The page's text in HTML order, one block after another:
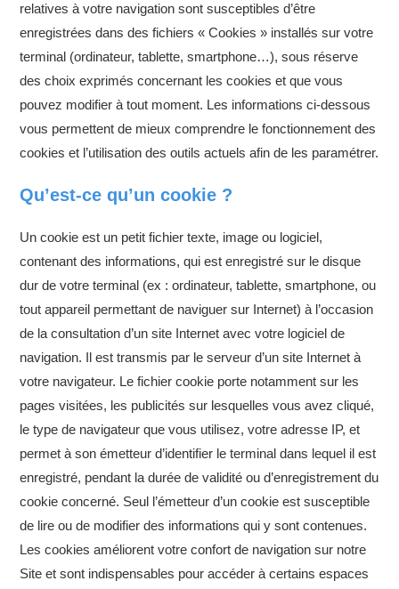
relatives à votre navigation sont susceptibles d’être
enregistrées dans des fichiers « Cookies » installés sur votre
terminal (ordinateur, tablette, smartphone…), sous réserve
des choix exprimés concernant les cookies et que vous
pouvez modifier à tout moment. Les informations ci-dessous
vous permettent de mieux comprendre le fonctionnement des
cookies et l’utilisation des outils actuels afin de les paramétrer.
Qu’est-ce qu’un cookie ?
Un cookie est un petit fichier texte, image ou logiciel,
contenant des informations, qui est enregistré sur le disque
dur de votre terminal (ex : ordinateur, tablette, smartphone, ou
tout appareil permettant de naviguer sur Internet) à l’occasion
de la consultation d’un site Internet avec votre logiciel de
navigation. Il est transmis par le serveur d’un site Internet à
votre navigateur. Le fichier cookie porte notamment sur les
pages visitées, les publicités sur lesquelles vous avez cliqué,
le type de navigateur que vous utilisez, votre adresse IP, et
permet à son émetteur d’identifier le terminal dans lequel il est
enregistré, pendant la durée de validité ou d’enregistrement du
cookie concerné. Seul l’émetteur d’un cookie est susceptible
de lire ou de modifier des informations qui y sont contenues.
Les cookies améliorent votre confort de navigation sur notre
Site et sont indispensables pour accéder à certains espaces